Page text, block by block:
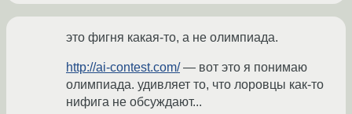
это фигня какая-то, а не олимпиада.
http://ai-contest.com/— вот это я понимаю
олимпиада. удивляет то, что лоровцы как-то
нифига не обсуждают...